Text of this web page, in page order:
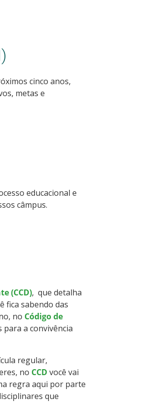
cinco anos,
metas e
educacional e
câmpus.
(CCD), que detalha
fica sabendo das
no Código de
para a convivência
regular,
no CCD você vai
regra aqui por parte
que